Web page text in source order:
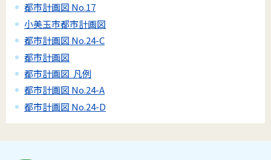
都市計画図 No.17
小美玉市都市計画図
都市計画図 No.24-C
都市計画図
都市計画図 凡例
都市計画図 No.24-A
都市計画図 No.24-D